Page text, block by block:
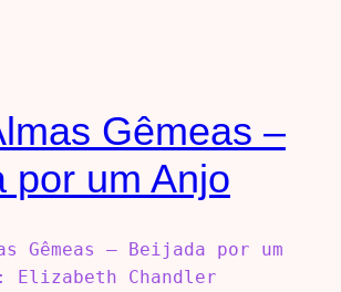
Gêmeas –
por um Anjo
Gêmeas – Beijada por um
Elizabeth Chandler